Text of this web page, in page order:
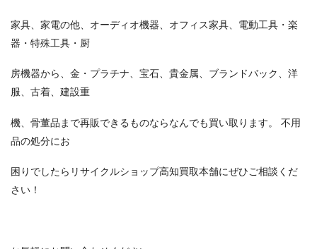
家具、家電の他、オーディオ機器、オフィス家具、電動工具・楽
器・特殊工具・厨
房機器から、金・プラチナ、宝石、貴金属、ブランドバック、洋
服、古着、建設重
機、骨董品まで再販できるものならなんでも買い取ります。 不用
品の処分にお
困りでしたらリサイクルショップ高知買取本舗にぜひご相談くだ
さい！